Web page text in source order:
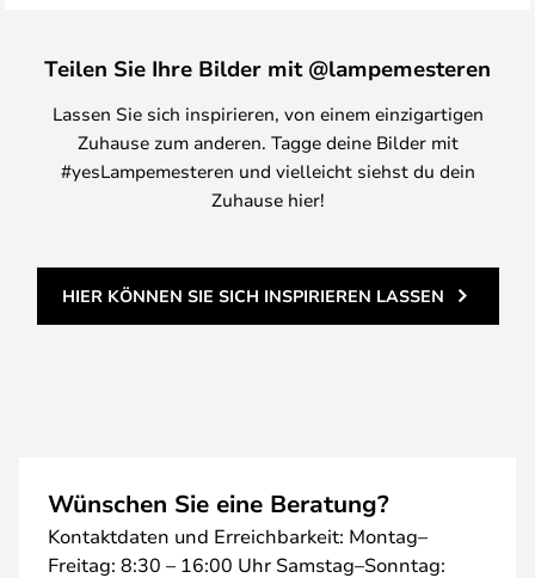
Teilen Sie Ihre Bilder mit @lampemesteren
Lassen Sie sich inspirieren, von einem einzigartigen
Zuhause zum anderen. Tagge deine Bilder mit
#yesLampemesteren und vielleicht siehst du dein
Zuhause hier!
HIER KÖNNEN SIE SICH INSPIRIEREN LASSEN
Wünschen Sie eine Beratung?
Kontaktdaten und Erreichbarkeit: Montag–
Freitag: 8:30 – 16:00 Uhr Samstag–Sonntag: